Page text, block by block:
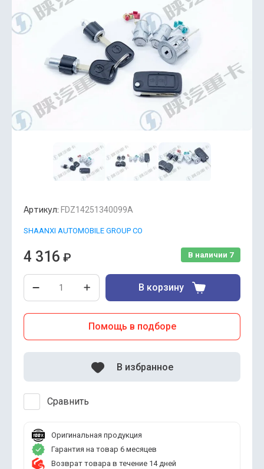
Артикул: FDZ14251340099A
SHAANXI AUTOMOBILE GROUP CO
В наличии 7
4 316 ₽
В корзину
Помощь в подборе
Сравнить
В избранное
Оригинальная продукция
Гарантия на товар 6 месяцев
Возврат товара в течение 14 дней